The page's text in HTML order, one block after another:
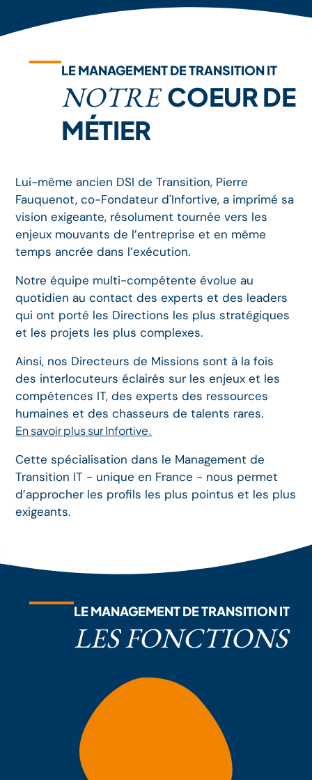
LE MANAGEMENT DE TRANSITION IT
NOTRE COEUR DE
MÉTIER
Lui-même ancien DSI de Transition, Pierre
Fauquenot, co-Fondateur d'Infortive, a imprimé sa
vision exigeante, résolument tournée vers les
enjeux mouvants de l’entreprise et en même
temps ancrée dans l’exécution.
Notre équipe multi-compétente évolue au
quotidien au contact des experts et des leaders
qui ont porté les Directions les plus stratégiques
et les projets les plus complexes.
Ainsi, nos Directeurs de Missions sont à la fois
des interlocuteurs éclairés sur les enjeux et les
compétences IT, des experts des ressources
humaines et des chasseurs de talents rares.
En savoir plus sur Infortive.
Cette spécialisation dans le Management de
Transition IT - unique en France - nous permet
d’approcher les profils les plus pointus et les plus
exigeants.
LE MANAGEMENT DE TRANSITION IT
LES FONCTIONS